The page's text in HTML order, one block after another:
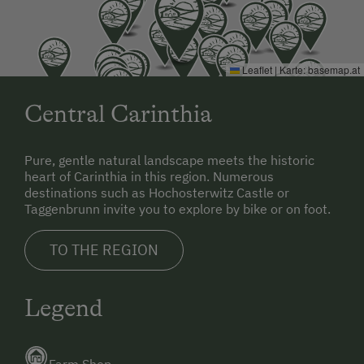
Bowling
Lawn for Sunbathing
Nordic Walking
Horse-Riding
Snowshoeing
Alpine Skiing
Ski Lift
Hiking
Water kettle
Dishwasher
Kitchenette
Kitchen
Refrigerator
Historic
Double
Leaflet | Karte:basemap.at
Central Carinthia
Pure, gentle natural landscape meets the historic
heart of Carinthia in this region. Numerous
destinations such as Hochosterwitz Castle or
Taggenbrunn invite you to explore by bike or on foot.
TO THE REGION
Legend